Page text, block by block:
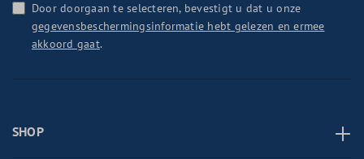
Door doorgaan te selecteren, bevestigt u dat u onze
gegevensbeschermingsinformatie hebt gelezen en ermee
akkoord gaat.
SHOP